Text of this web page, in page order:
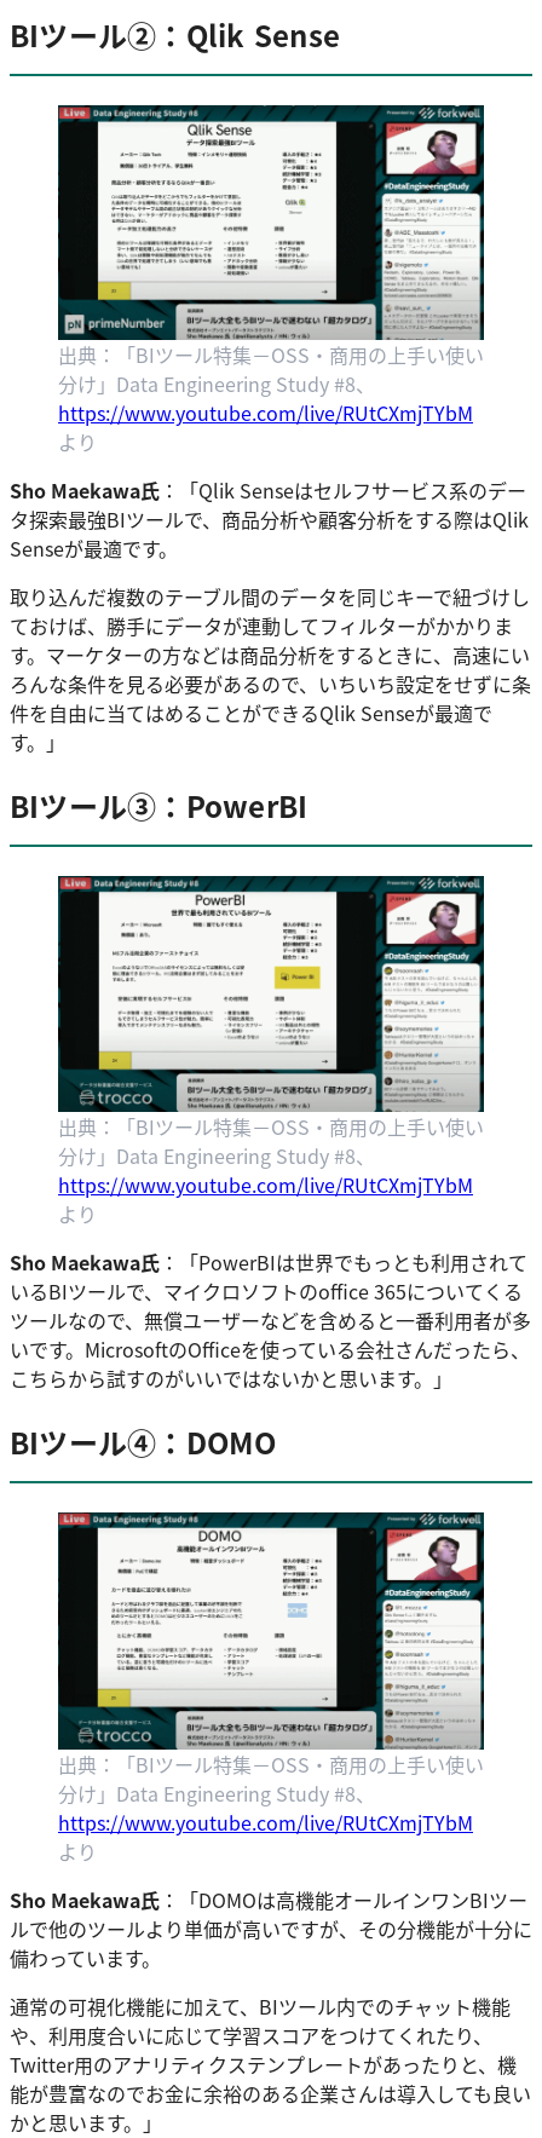
BIツール②：Qlik Sense
出典：「BIツール特集－OSS・商用の上手い使い
分け」Data Engineering Study #8、
https://www.youtube.com/live/RUtCXmjTYbM
より
Sho Maekawa氏 ：「Qlik Senseはセルフサービス系のデー
タ探索最強BIツールで、商品分析や顧客分析をする際はQlik
Senseが最適です。
取り込んだ複数のテーブル間のデータを同じキーで紐づけし
ておけば、勝手にデータが連動してフィルターがかかりま
す。マーケターの方などは商品分析をするときに、高速にい
ろんな条件を見る必要があるので、いちいち設定をせずに条
件を自由に当てはめることができるQlik Senseが最適で
す。」
BIツール③：PowerBI
出典：「BIツール特集－OSS・商用の上手い使い
分け」Data Engineering Study #8、
https://www.youtube.com/live/RUtCXmjTYbM
より
Sho Maekawa氏 ：「PowerBIは世界でもっとも利用されて
いるBIツールで、マイクロソフトのoffice 365についてくる
ツールなので、無償ユーザーなどを含めると一番利用者が多
いです。MicrosoftのOfficeを使っている会社さんだったら、
こちらから試すのがいいではないかと思います。」
BIツール④：DOMO
出典：「BIツール特集－OSS・商用の上手い使い
分け」Data Engineering Study #8、
https://www.youtube.com/live/RUtCXmjTYbM
より
Sho Maekawa氏 ：「DOMOは高機能オールインワンBIツー
ルで他のツールより単価が高いですが、その分機能が十分に
備わっています。
通常の可視化機能に加えて、BIツール内でのチャット機能
や、利用度合いに応じて学習スコアをつけてくれたり、
Twitter用のアナリティクステンプレートがあったりと、機
能が豊富なのでお金に余裕のある企業さんは導入しても良い
かと思います。」